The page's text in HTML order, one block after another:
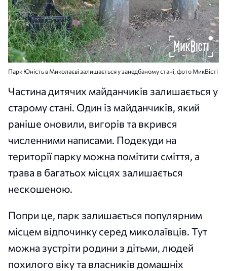
Парк Юність в Миколаєві залишається у занедбаному стані, фото МикВісті
Частина дитячих майданчиків залишається у
старому стані. Один із майданчиків, який
раніше оновили, вигорів та вкрився
численними написами. Подекуди на
території парку можна помітити сміття, а
трава в багатьох місцях залишається
нескошеною.
Попри це, парк залишається популярним
місцем відпочинку серед миколаївців. Тут
можна зустріти родини з дітьми, людей
похилого віку та власників домашніх